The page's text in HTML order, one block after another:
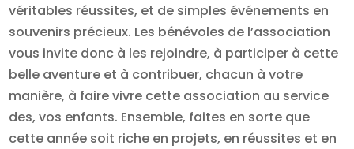
véritables réussites, et de simples événements en
souvenirs précieux. Les bénévoles de l’association
vous invite donc à les rejoindre, à participer à cette
belle aventure et à contribuer, chacun à votre
manière, à faire vivre cette association au service
des, vos enfants. Ensemble, faites en sorte que
cette année soit riche en projets, en réussites et en